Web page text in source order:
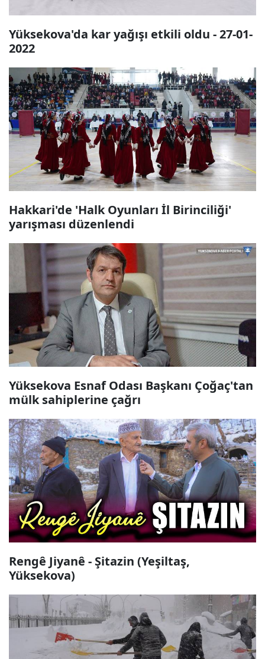
Yüksekova'da kar yağışı etkili oldu - 27-01-
2022
Hakkari'de 'Halk Oyunları İl Birinciliği'
yarışması düzenlendi
Yüksekova Esnaf Odası Başkanı Çoğaç'tan
mülk sahiplerine çağrı
Rengê Jiyanê - Şitazin (Yeşiltaş,
Yüksekova)